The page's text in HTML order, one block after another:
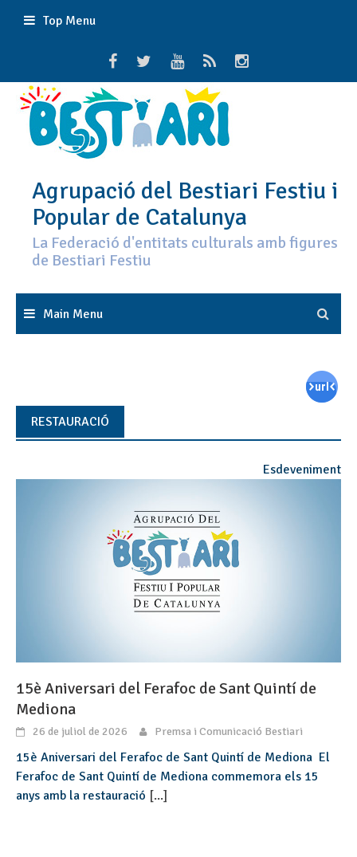
Top Menu
Agrupació del Bestiari Festiu i
Popular de Catalunya
La Federació d'entitats culturals amb figures
de Bestiari Festiu
Main Menu
RESTAURACIÓ
Esdeveniment
15è Aniversari del Ferafoc de Sant Quintí de
Mediona
26 de juliol de 2026 Premsa i Comunicació Bestiari
15è Aniversari del Ferafoc de Sant Quintí de Mediona El
Ferafoc de Sant Quintí de Mediona commemora els 15
anys amb la restauració [...]